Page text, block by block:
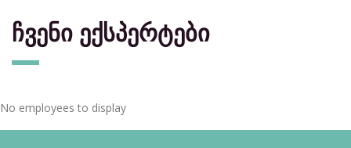
ჩვენი ექსპერტები
No employees to display